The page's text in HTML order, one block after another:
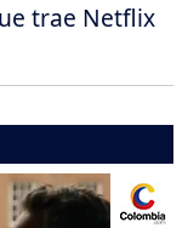
trae Netflix